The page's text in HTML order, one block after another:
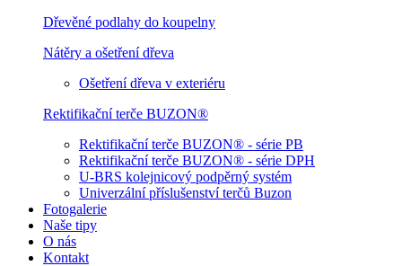
Dřevěné podlahy do koupelny
Nátěry a ošetření dřeva
Ošetření dřeva v exteriéru
Rektifikační terče BUZON®
Rektifikační terče BUZON® - série PB
Rektifikační terče BUZON® - série DPH
U-BRS kolejnicový podpěrný systém
Univerzální příslušenství terčů Buzon
Fotogalerie
Naše tipy
O nás
Kontakt